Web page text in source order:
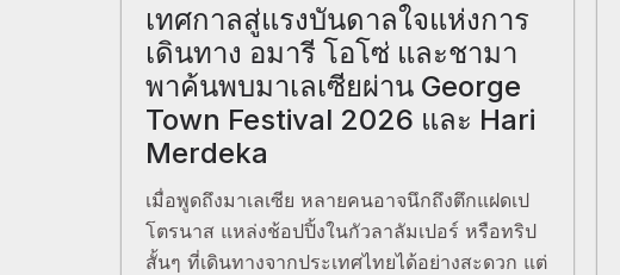
เทศกาลสู่แรงบันดาลใจแห่งการ
เดินทาง อมารี โอโซ่ และชามา
พาค้นพบมาเลเซียผ่าน George
Town Festival 2026 และ Hari
Merdeka
เมื่อพูดถึงมาเลเซีย หลายคนอาจนึกถึงตึกแฝดเป
โตรนาส แหล่งช้อปปิ้งในกัวลาลัมเปอร์ หรือทริป
สั้นๆ ที่เดินทางจากประเทศไทยได้อย่างสะดวก แต่